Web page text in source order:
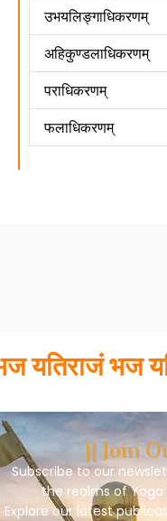
उभयलिङ्गाधिकरणम्
अहिकुण्डलाधिकरणम्
पराधिकरणम्
फलाधिकरणम्
भज
|| Join
Subscribe to our
the realms of Yoga
Explore our latest